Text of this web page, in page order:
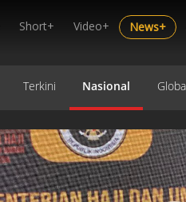
Short+ Video+ News+
Terkini Nasional